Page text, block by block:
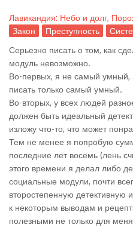
Лавикандия: Небо и долг,
Закон
Преступность
Серьезно писать о том, как
модуль невозможно.
Во-первых, я не самый умный,
писать только самый умный.
Во-вторых, у всех людей
должен быть идеальный
изложу что-то, что может
Тем не менее я попробую
последние лет восемь (лень
этого времени я делал либо
социальные модули, почти
второстепенную детективную
к некоторым выводам и
полезными не только для